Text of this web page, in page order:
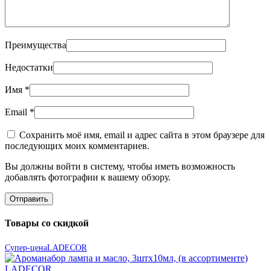
Преимущества
Недостатки
Имя *
Email *
Сохранить моё имя, email и адрес сайта в этом браузере для
последующих моих комментариев.
Вы должны войти в систему, чтобы иметь возможность
добавлять фотографии к вашему обзору.
Товары со скидкой
Супер-ценаLADECOR